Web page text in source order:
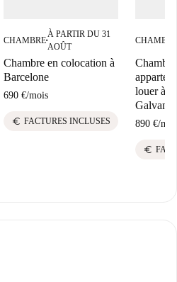
CHAMBRE■
À PARTIR DU 31
AOÛT
Chambre en colocation à
Barcelone
690 €/mois
euro FACTURES INCLUSES
CHAMBRE
louer à
Galvany.
890 €/
euro